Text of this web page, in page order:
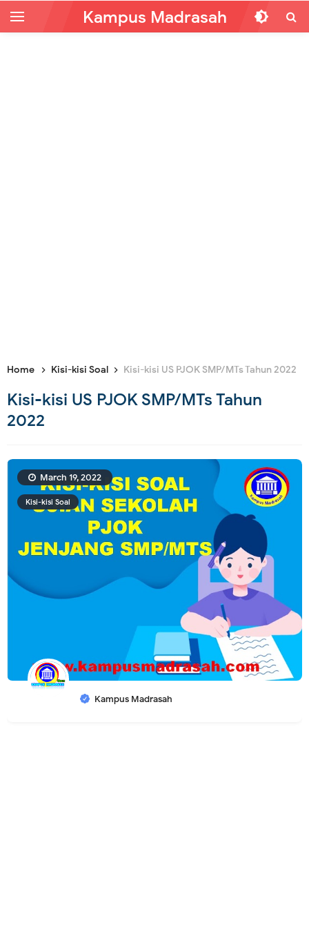
Kampus Madrasah
Home Kisi-kisi Soal Kisi-kisi US PJOK SMP/MTs Tahun 2022
Kisi-kisi US PJOK SMP/MTs Tahun
2022
Kisi-kisi Soal
Kampus Madrasah
March 19, 2022